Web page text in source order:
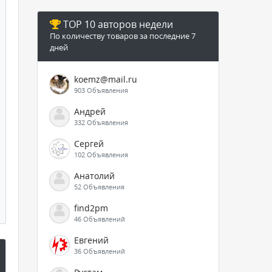
TOP 10 авторов недели
По количеству товаров за последние 7
дней
koemz@mail.ru
903 Объявления
Андрей
332 Объявления
Сергей
102 Объявления
Анатолий
52 Объявления
find2pm
46 Объявлений
Евгений
36 Объявлений